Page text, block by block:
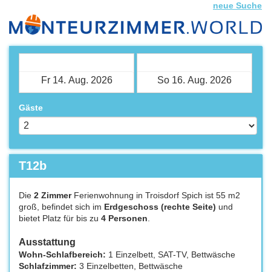
neue Suche
Gäste
T12b
Die 2 Zimmer Ferienwohnung in Troisdorf Spich ist 55 m2
groß, befindet sich im Erdgeschoss (rechte Seite) und
bietet Platz für bis zu 4 Personen.
Ausstattung
Wohn-Schlafbereich: 1 Einzelbett, SAT-TV, Bettwäsche
Schlafzimmer: 3 Einzelbetten, Bettwäsche